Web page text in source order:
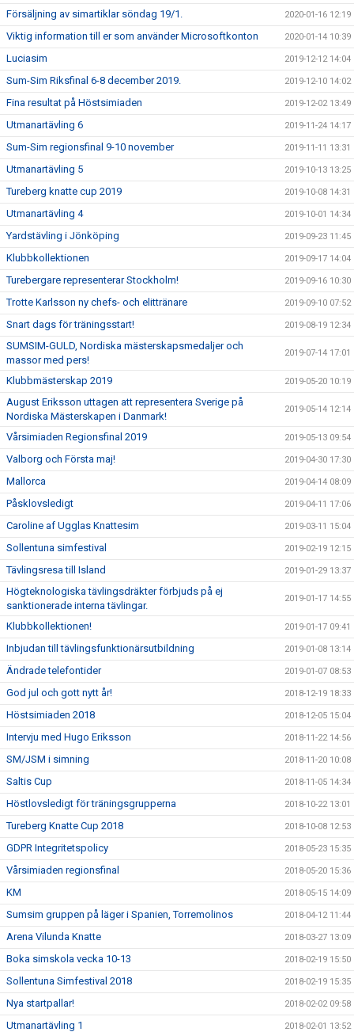
Försäljning av simartiklar söndag 19/1. 2020-01-16 12:19
Viktig information till er som använder Microsoftkonton 2020-01-14 10:39
Luciasim 2019-12-12 14:04
Sum-Sim Riksfinal 6-8 december 2019. 2019-12-10 14:02
Fina resultat på Höstsimiaden 2019-12-02 13:49
Utmanartävling 6 2019-11-24 14:17
Sum-Sim regionsfinal 9-10 november 2019-11-11 13:31
Utmanartävling 5 2019-10-13 13:25
Tureberg knatte cup 2019 2019-10-08 14:31
Utmanartävling 4 2019-10-01 14:34
Yardstävling i Jönköping 2019-09-23 11:45
Klubbkollektionen 2019-09-17 14:04
Turebergare representerar Stockholm! 2019-09-16 10:30
Trotte Karlsson ny chefs- och elittränare 2019-09-10 07:52
Snart dags för träningsstart! 2019-08-19 12:34
SUMSIM-GULD, Nordiska mästerskapsmedaljer och
massor med pers!
2019-07-14 17:01
Klubbmästerskap 2019 2019-05-20 10:19
August Eriksson uttagen att representera Sverige på
Nordiska Mästerskapen i Danmark!
2019-05-14 12:14
Vårsimiaden Regionsfinal 2019 2019-05-13 09:54
Valborg och Första maj! 2019-04-30 17:30
Mallorca 2019-04-14 08:09
Påsklovsledigt 2019-04-11 17:06
Caroline af Ugglas Knattesim 2019-03-11 15:04
Sollentuna simfestival 2019-02-19 12:15
Tävlingsresa till Island 2019-01-29 13:37
Högteknologiska tävlingsdräkter förbjuds på ej
sanktionerade interna tävlingar.
2019-01-17 14:55
Klubbkollektionen! 2019-01-17 09:41
Inbjudan till tävlingsfunktionärsutbildning 2019-01-08 13:14
Ändrade telefontider 2019-01-07 08:53
God jul och gott nytt år! 2018-12-19 18:33
Höstsimiaden 2018 2018-12-05 15:04
Intervju med Hugo Eriksson 2018-11-22 14:56
SM/JSM i simning 2018-11-20 10:08
Saltis Cup 2018-11-05 14:34
Höstlovsledigt för träningsgrupperna 2018-10-22 13:01
Tureberg Knatte Cup 2018 2018-10-08 12:53
GDPR Integritetspolicy 2018-05-23 15:35
Vårsimiaden regionsfinal 2018-05-20 15:36
KM 2018-05-15 14:09
Sumsim gruppen på läger i Spanien, Torremolinos 2018-04-12 11:44
Arena Vilunda Knatte 2018-03-27 13:09
Boka simskola vecka 10-13 2018-02-19 15:50
Sollentuna Simfestival 2018 2018-02-19 15:35
Nya startpallar! 2018-02-02 09:58
Utmanartävling 1 2018-02-01 13:52